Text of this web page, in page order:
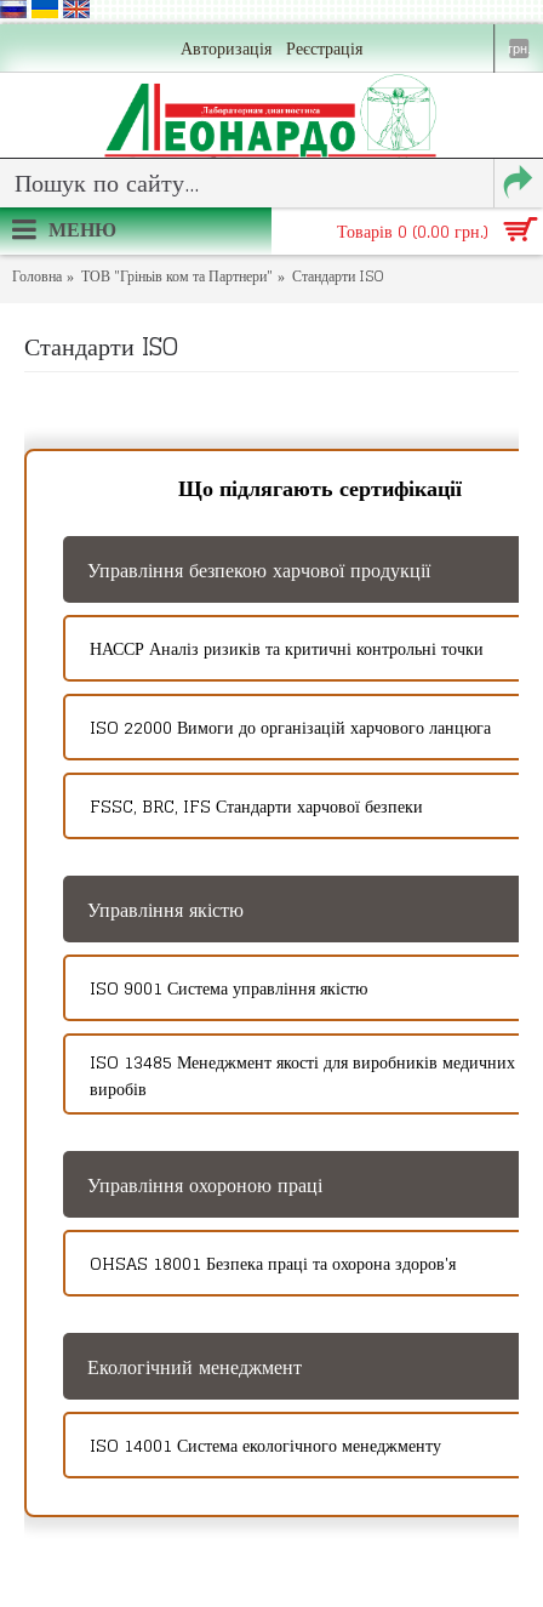
грн.
Авторизація Реєстрація
Товарів 0 (0.00 грн.)
МЕНЮ
Головна ТОВ "Гріньів ком та Партнери" Стандарти ISO
Стандарти ISO
Що підлягають сертифікації
Управління безпекою харчової продукції
НАССР Аналіз ризиків та критичні контрольні точки
ISO 22000 Вимоги до організацій харчового ланцюга
FSSC, BRC, IFS Стандарти харчової безпеки
Управління якістю
ISO 9001 Система управління якістю
ISO 13485 Менеджмент якості для виробників медичних
виробів
Управління охороною праці
OHSAS 18001 Безпека праці та охорона здоров'я
Екологічний менеджмент
ISO 14001 Система екологічного менеджменту